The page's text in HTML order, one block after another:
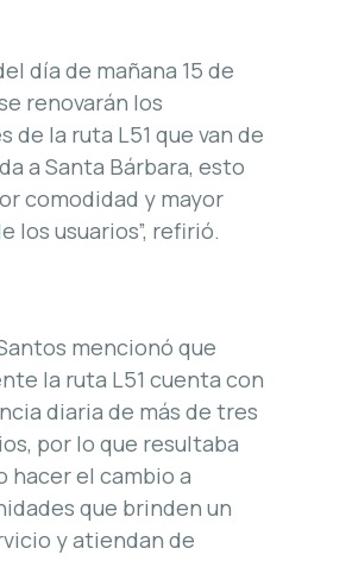
día de mañana 15 de
renovarán los
de la ruta L51 que van de
a Santa Bárbara, esto
comodidad y mayor
los usuarios”, refirió.
mencionó que
la ruta L51 cuenta con
diaria de más de tres
por lo que resultaba
hacer el cambio a
que brinden un
y atiendan de